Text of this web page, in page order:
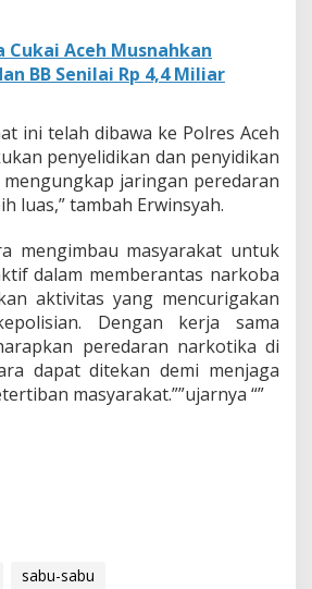
Cukai Aceh Musnahkan
BB Senilai Rp 4,4 Miliar
ini telah dibawa ke Polres Aceh
penyelidikan dan penyidikan
jaringan peredaran
luas,” tambah Erwinsyah.
mengimbau masyarakat untuk
dalam memberantas narkoba
aktivitas yang mencurigakan
Dengan kerja sama
peredaran narkotika di
dapat ditekan demi menjaga
masyarakat.””ujarnya “”
sabu-sabu